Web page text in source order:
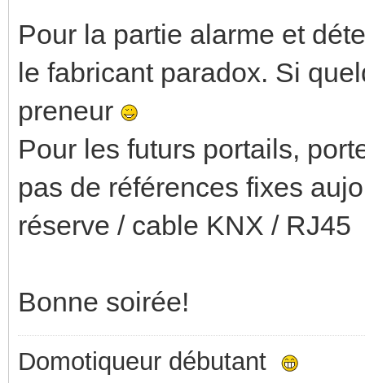
Pour la partie alarme et
le fabricant paradox. Si
preneur
Pour les futurs portails,
pas de références fixes
réserve / cable KNX / RJ45
Bonne soirée!
Domotiqueur débutant